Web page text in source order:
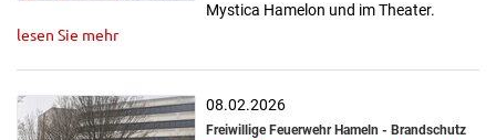
Mystica Hamelon und im Theater.
lesen Sie mehr
08.02.2026
Freiwillige Feuerwehr Hameln - Brandschutz